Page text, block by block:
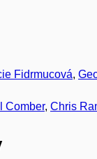
Fidrmucová,
Comber, Chris